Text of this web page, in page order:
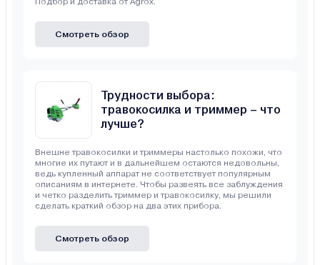
Смотреть обзор
Трудности выбора:
травокосилка и триммер – что
лучше?
Внешне травокосилки и триммеры настолько похожи, что
многие их путают и в дальнейшем остаются недовольны,
ведь купленный аппарат не соответствует популярным
описаниям в интернете. Чтобы развеять все заблуждения
и четко разделить триммер и травокосилку, мы решили
сделать краткий обзор на два этих прибора.
Смотреть обзор